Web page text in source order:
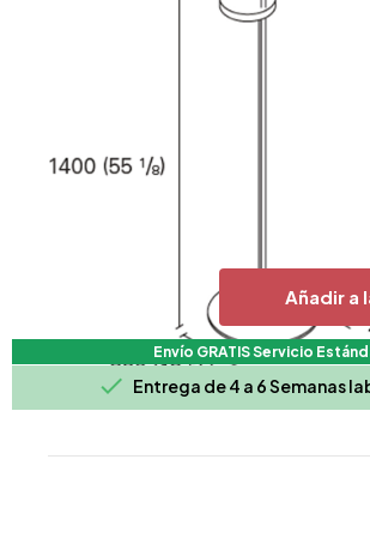
Añadir a
Envío GRATIS Servicio
 Entrega de 4 a 6 Semanas